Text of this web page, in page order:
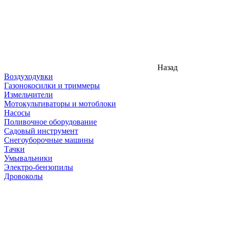
Назад
Воздуходувки
Газонокосилки и триммеры
Измельчители
Мотокультиваторы и мотоблоки
Насосы
Поливочное оборудование
Садовый инструмент
Снегоуборочные машины
Тачки
Умывальники
Электро-бензопилы
Дровоколы